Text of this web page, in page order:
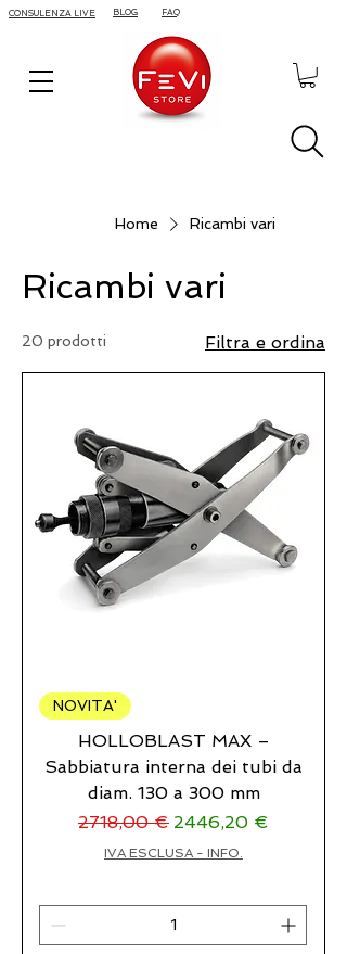
CONSULENZA LIVE BLOG FAQ
Home Ricambi vari
Ricambi vari
20 prodotti Filtra e ordina
NOVITA'
HOLLOBLAST MAX –
Sabbiatura interna dei tubi da
diam. 130 a 300 mm
Prezzo regolare
2718,00 € Prezzo scontato
2446,20 €
IVA ESCLUSA - INFO.